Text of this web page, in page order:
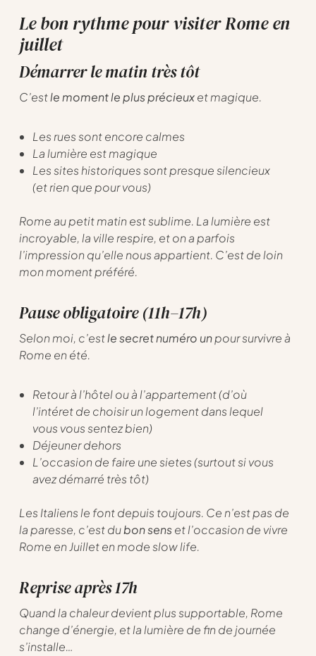
Le bon rythme pour visiter Rome en
juillet
Démarrer le matin très tôt
C’estle moment le plus précieuxet magique.
Les rues sont encore calmes
La lumière est magique
Les sites historiques sont presque silencieux
(et rien que pour vous)
Rome au petit matin est sublime. La lumière est
incroyable, la ville respire, et on a parfois
l’impression qu’elle nous appartient. C’est de loin
mon moment préféré.
Pause obligatoire (11h–17h)
Selon moi, c’estle secret numéro unpour survivre à
Rome en été.
Retour à l’hôtel ou à l’appartement (d’où
l’intéret de choisir un logement dans lequel
vous vous sentez bien)
Déjeuner dehors
L’occasion de faire une sietes (surtout si vous
avez démarré très tôt)
Les Italiens le font depuis toujours. Ce n’est pas de
la paresse, c’est dubon senset l’occasion de vivre
Rome en Juillet en mode slow life.
Reprise après 17h
Quand la chaleur devient plus supportable, Rome
change d’énergie, et la lumière de fin de journée
s’installe…